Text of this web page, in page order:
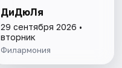
ДиДюЛя
29 сентября 2026 •
вторник
Филармония